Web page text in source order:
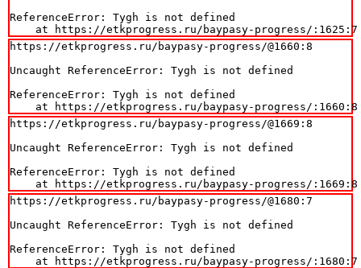
ReferenceError: Tygh is not defined
    at https://etkprogress.ru/baypasy-progress/:1625:7
https://etkprogress.ru/baypasy-progress/@1660:8
Uncaught ReferenceError: Tygh is not defined
ReferenceError: Tygh is not defined
    at https://etkprogress.ru/baypasy-progress/:1660:8
https://etkprogress.ru/baypasy-progress/@1669:8
Uncaught ReferenceError: Tygh is not defined
ReferenceError: Tygh is not defined
    at https://etkprogress.ru/baypasy-progress/:1669:8
https://etkprogress.ru/baypasy-progress/@1680:7
Uncaught ReferenceError: Tygh is not defined
ReferenceError: Tygh is not defined
    at https://etkprogress.ru/baypasy-progress/:1680:7